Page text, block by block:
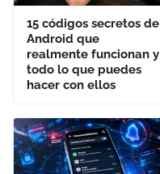
15 códigos secretos de
Android que
realmente funcionan y
todo lo que puedes
hacer con ellos